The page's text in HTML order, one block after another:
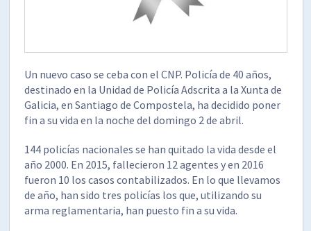
Un nuevo caso se ceba con el CNP. Policía de 40 años,
destinado en la Unidad de Policía Adscrita a la Xunta de
Galicia, en Santiago de Compostela, ha decidido poner
fin a su vida en la noche del domingo 2 de abril.
144 policías nacionales se han quitado la vida desde el
año 2000. En 2015, fallecieron 12 agentes y en 2016
fueron 10 los casos contabilizados. En lo que llevamos
de año, han sido tres policías los que, utilizando su
arma reglamentaria, han puesto fin a su vida.